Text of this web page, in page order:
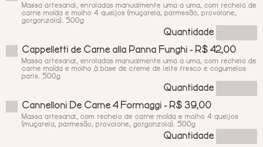
Quantidade
Massa artesanal, enroladas manualmente uma a uma, com recheio de
carne moída e molho 4 queijos (muçarela, parmesão, provolone,
gorgonzola). 500g
Cappelletti de Carne alla Panna Funghi - R$ 42,00
Quantidade
Massa artesanal, enroladas manualmente uma a uma, com recheio de
carne moída e molho à base de creme de leite fresco e cogumelos
paris. 500g
Cannelloni De Carne 4 Formaggi - R$ 39,00
Quantidade
Massa artesanal, com recheio de carne moída e molho 4 queijos
(muçarela, parmesão, provolone, gorgonzola). 500g